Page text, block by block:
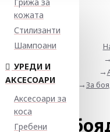
кожата
Стилизанти
Шампоани
УРЕДИ И
АКСЕСОАРИ
Аксесоари за
коса
Гребени
За
За